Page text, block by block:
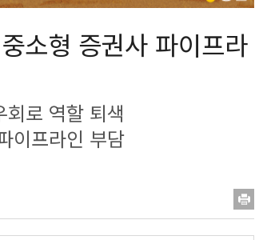
소형 증권사 파이프라
로 역할 퇴색
이프라인 부담